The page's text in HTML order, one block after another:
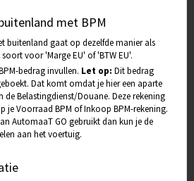
met BPM
buitenland gaat op dezelfde manier als
voor 'Marge EU' of 'BTW EU'.
bedrag invullen. Let op: Dit bedrag
Dat komt omdat je hier een aparte
Belastingdienst/Douane. Deze rekening
je Voorraad BPM of Inkoop BPM-rekening.
AutomaaT GO gebruikt dan kun je de
aan het voertuig.